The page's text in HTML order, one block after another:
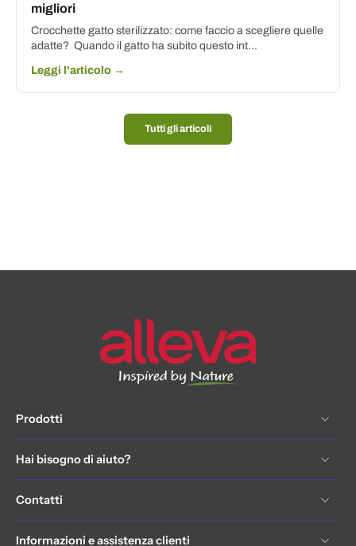
migliori
Crocchette gatto sterilizzato: come faccio a scegliere quelle
adatte? Quando il gatto ha subito questo int...
Leggi l'articolo →
Tutti gli articoli
Prodotti
Hai bisogno di aiuto?
Contatti
Informazioni e assistenza clienti